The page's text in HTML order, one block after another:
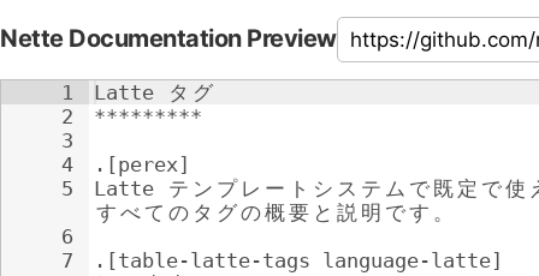
Nette Documentation Preview
1
2
3
4
5
6
7
Latte タ グ
*********
.[perex]
Latte
テ ン プ レ ー ト シ ス テ ム で 既 定 で使
す べ て の タ グの概要 と 説 明 です 。
.[table-latte-tags language-latte]